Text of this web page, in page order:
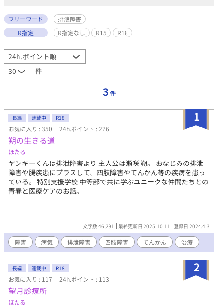
フリーワード
排泄障害
R指定
R指定なし R15 R18
件
3 件
1
長編 連載中 R18
お気に入り : 350 24h.ポイント : 276
朔の生きる道
ほたる
ヤンキーくんは排泄障害より 主人公は瀬咲 朔。 おなじみの排泄
障害や腸疾患にプラスして、四肢障害やてんかん等の疾病を患っ
ている。 特別支援学校 中等部で共に学ぶユニークな仲間たちとの
青春と医療ケアのお話。
文字数 46,291 最終更新日 2025.10.11 登録日 2024.4.3
障害 病気 排泄障害 四肢障害 てんかん 治療
2
長編 連載中 R18
お気に入り : 117 24h.ポイント : 113
望月診療所
ほたる